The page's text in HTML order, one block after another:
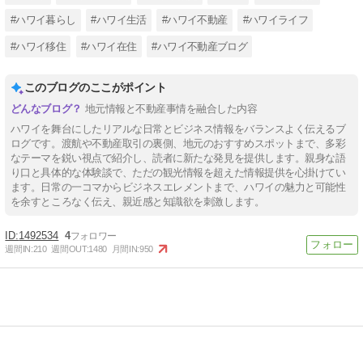
#ハワイ暮らし #ハワイ生活 #ハワイ不動産 #ハワイライフ
#ハワイ移住 #ハワイ在住 #ハワイ不動産ブログ
このブログのここがポイント
地元情報と不動産事情を融合した内容
ハワイを舞台にしたリアルな日常とビジネス情報をバランスよく伝えるブ
ログです。渡航や不動産取引の裏側、地元のおすすめスポットまで、多彩
なテーマを鋭い視点で紹介し、読者に新たな発見を提供します。親身な語
り口と具体的な体験談で、ただの観光情報を超えた情報提供を心掛けてい
ます。日常の一コマからビジネスエレメントまで、ハワイの魅力と可能性
を余すところなく伝え、親近感と知識欲を刺激します。
1492534 4
週間IN:210 週間OUT:1480 月間IN:950